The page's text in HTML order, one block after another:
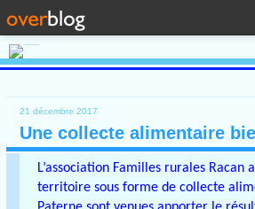
21 décembre 2017
Une collecte alimentaire
L’association Familles rurales
territoire sous forme de collecte